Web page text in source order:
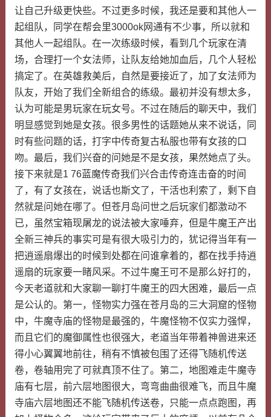
让自己升级更快些。不过更多时候，我还是要和其他人一
起组队，同学在帮会里3000ok网通有不少事，所以就和
其他人一起组队。在一次练级时候，看到几个玩家在清
场，合理打一个女法师，让队友给她加血后，几个人轻松
搞定了。在英雄救美后，自然是要接近了，加了女法师为
队友，开始了我们全新组合的练级。最初并没有想太多，
认为可能是男玩家在玩女号。不过在随后的聊天中，我们
明显感觉到她是女孩。很多男性的话题她从来不说话，同
时有些问题的话，打字中传奇复古私服也带有女孩的口
吻。最后，我们兴奋的问她是不是女孩，果然她点了头。
接下来就是1 76蓝魔传奇我们兴合击传奇连击奋的时间
了，有了女孩在，说话也斯文了，干活也利索了，剩下自
然就是问她在哪了。但苍月岛问世之后玩家们都激动不
已，虽然宝箱现屠龙的说法被大家唾弃，但是牛魔王产出
全新三神兵的事实可是有很大吸引力的，犹记得当年有一
把逍遥扇爆出的时候到处都在问谁拿着的，都在找手持逍
遥扇的玩家要一睹风采。不过牛魔王可不是那么好打的，
今天老道就和大家聊一聊打牛魔王的四大困难，最后一点
是公认的。第一，怪物实力强在苍月岛的三大洞窟的怪物
中，牛魔寺庙的怪物是最强的，牛魔怪物不仅实力强悍，
而且它们的魔御属性也很强大，老道当年带着神兽进来还
得小心翼翼地前往，稍有不慎被包围了还得飞随机传送
卷，卷轴用完了可就真顶不住了。第二，地图难走牛魔寺
庙有七层，前六层地图很大，弯弯曲曲很难飞，而且牛魔
寺庙六层地图还不能飞随机传送卷，只能一点点跑图，再